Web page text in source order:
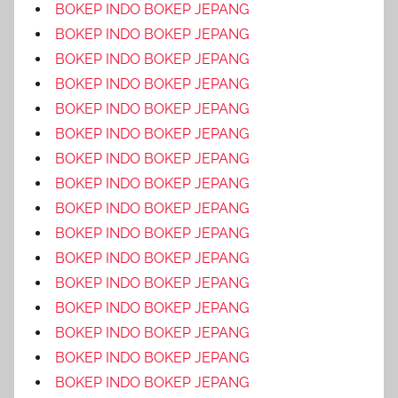
BOKEP INDO BOKEP JEPANG
BOKEP INDO BOKEP JEPANG
BOKEP INDO BOKEP JEPANG
BOKEP INDO BOKEP JEPANG
BOKEP INDO BOKEP JEPANG
BOKEP INDO BOKEP JEPANG
BOKEP INDO BOKEP JEPANG
BOKEP INDO BOKEP JEPANG
BOKEP INDO BOKEP JEPANG
BOKEP INDO BOKEP JEPANG
BOKEP INDO BOKEP JEPANG
BOKEP INDO BOKEP JEPANG
BOKEP INDO BOKEP JEPANG
BOKEP INDO BOKEP JEPANG
BOKEP INDO BOKEP JEPANG
BOKEP INDO BOKEP JEPANG